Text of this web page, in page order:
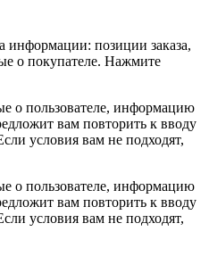
информации: позиции заказа,
о покупателе. Нажмите
о пользователе, информацию
вам повторить к вводу
условия вам не подходят,
о пользователе, информацию
вам повторить к вводу
условия вам не подходят,